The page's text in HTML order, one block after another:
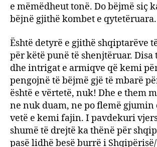
e mëmëdheut tonë. Do bëjmë siç
bëjnë gjithë kombet e qytetëruara.
Është detyrë e gjithë shqiptarëve
për këtë punë të shenjtëruar. Disa
dhe intrigat e armiqve që kemi
pengojnë të bëjmë gjë të mbarë
është e vërtetë, nuk! Dhe e them
ne nuk duam, ne po flemë gjumin
vetë e kemi fajin. I pavdekuri
shumë të drejtë ka thënë për
pasë lidhë besë burrë i